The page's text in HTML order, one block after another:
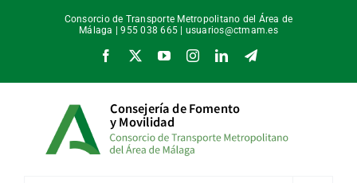
Consorcio de Transporte Metropolitano del Área de
Málaga | 955 038 665 | usuarios@ctmam.es
Facebook
X YouTubeInstagramLinkedInTelegram